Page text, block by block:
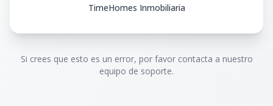
TimeHomes Inmobiliaria
Si crees que esto es un error, por favor contacta a nuestro
equipo de soporte.